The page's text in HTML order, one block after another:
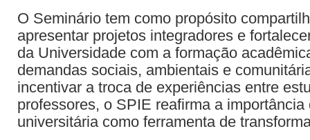
O Seminário tem como propósito
apresentar projetos integradores e
da Universidade com a formação
demandas sociais, ambientais e
incentivar a troca de experiências entre
professores, o SPIE reafirma a importância
universitária como ferramenta de